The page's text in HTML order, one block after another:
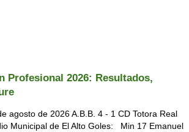
Profesional 2026: Resultados,
agosto de 2026 A.B.B. 4 - 1 CD Totora Real
Municipal de El Alto Goles: Min 17 Emanuel